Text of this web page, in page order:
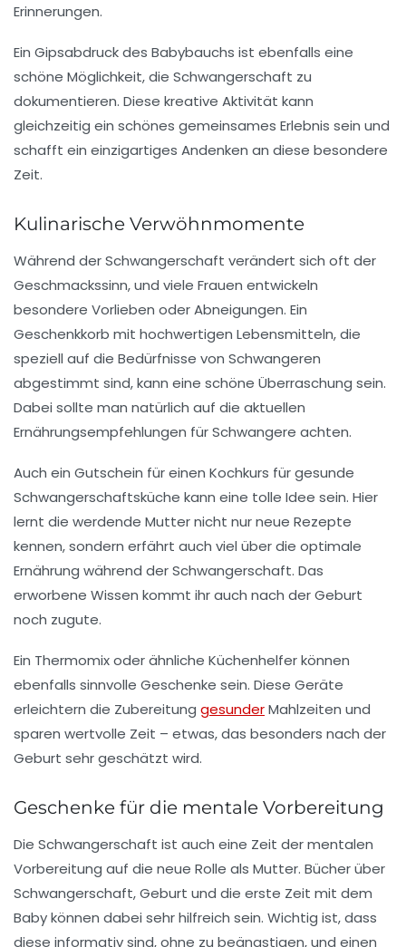
Erinnerungen.
Ein Gipsabdruck des Babybauchs ist ebenfalls eine
schöne Möglichkeit, die Schwangerschaft zu
dokumentieren. Diese kreative Aktivität kann
gleichzeitig ein schönes gemeinsames Erlebnis sein und
schafft ein einzigartiges Andenken an diese besondere
Zeit.
Kulinarische Verwöhnmomente
Während der Schwangerschaft verändert sich oft der
Geschmackssinn, und viele Frauen entwickeln
besondere Vorlieben oder Abneigungen. Ein
Geschenkkorb mit hochwertigen Lebensmitteln, die
speziell auf die Bedürfnisse von Schwangeren
abgestimmt sind, kann eine schöne Überraschung sein.
Dabei sollte man natürlich auf die aktuellen
Ernährungsempfehlungen für Schwangere achten.
Auch ein Gutschein für einen Kochkurs für gesunde
Schwangerschaftsküche kann eine tolle Idee sein. Hier
lernt die werdende Mutter nicht nur neue Rezepte
kennen, sondern erfährt auch viel über die optimale
Ernährung während der Schwangerschaft. Das
erworbene Wissen kommt ihr auch nach der Geburt
noch zugute.
Ein Thermomix oder ähnliche Küchenhelfer können
ebenfalls sinnvolle Geschenke sein. Diese Geräte
erleichtern die Zubereitung gesunderMahlzeiten und
sparen wertvolle Zeit – etwas, das besonders nach der
Geburt sehr geschätzt wird.
Geschenke für die mentale Vorbereitung
Die Schwangerschaft ist auch eine Zeit der mentalen
Vorbereitung auf die neue Rolle als Mutter. Bücher über
Schwangerschaft, Geburt und die erste Zeit mit dem
Baby können dabei sehr hilfreich sein. Wichtig ist, dass
diese informativ sind, ohne zu beängstigen, und einen